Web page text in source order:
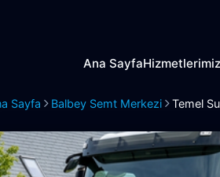
Ana SayfaHizmetlerimiz
Sayfa Balbey Semt Merkezi Temel